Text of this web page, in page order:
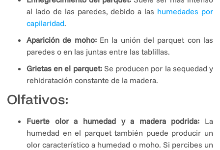
al lado de las paredes, debido a las humedades por
capilaridad.
Aparición de moho:En la unión del parquet con las
paredes o en las juntas entre las tablillas.
Grietas en el parquet:Se producen por la sequedad y
rehidratación constante de la madera.
Olfativos:
Fuerte olor a humedad y a madera podrida: La
humedad en el parquet también puede producir un
olor característico a humedad o moho. Si percibes un